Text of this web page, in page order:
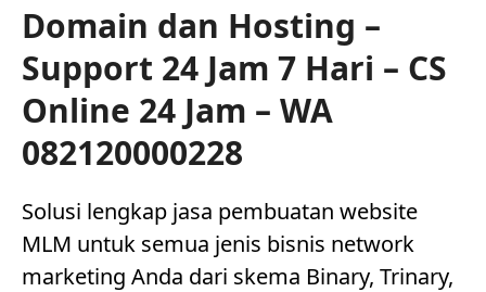
Domain dan Hosting –
Support 24 Jam 7 Hari – CS
Online 24 Jam – WA
082120000228
Solusi lengkap jasa pembuatan website
MLM untuk semua jenis bisnis network
marketing Anda dari skema Binary, Trinary,